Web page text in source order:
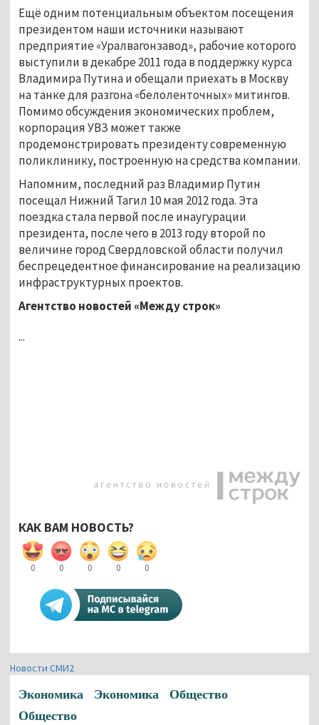
Ещё одним потенциальным объектом посещения
президентом наши источники называют
предприятие «Уралвагонзавод», рабочие которого
выступили в декабре 2011 года в поддержку курса
Владимира Путина и обещали приехать в Москву
на танке для разгона «белоленточных» митингов.
Помимо обсуждения экономических проблем,
корпорация УВЗ может также
продемонстрировать президенту современную
поликлинику, построенную на средства компании.
Напомним, последний раз Владимир Путин
посещал Нижний Тагил 10 мая 2012 года. Эта
поездка стала первой после инаугурации
президента, после чего в 2013 году второй по
величине город Свердловской области получил
беспрецедентное финансирование на реализацию
инфраструктурных проектов.
Агентство новостей «Между строк»
...
КАК ВАМ НОВОСТЬ?
0 0 0 0 0
Новости СМИ2
Экономика Экономика
Общество
Общество